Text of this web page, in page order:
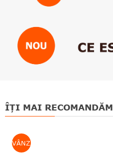
ÎȚI MAI RECOMANDĂM
VÂNZARE